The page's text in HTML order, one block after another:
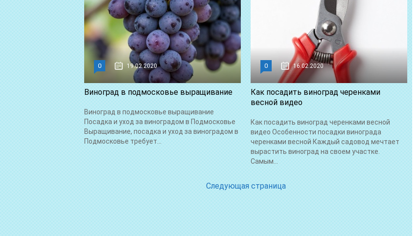
0 19.02.2020
Виноград в подмосковье выращивание
Виноград в подмосковье выращивание
Посадка и уход за виноградом в Подмосковье
Выращивание, посадка и уход за виноградом в
Подмосковье требует...
0 16.02.2020
Как посадить виноград черенками
весной видео
Как посадить виноград черенками весной
видео Особенности посадки винограда
черенками весной Каждый садовод мечтает
вырастить виноград на своем участке.
Самым...
Следующая страница